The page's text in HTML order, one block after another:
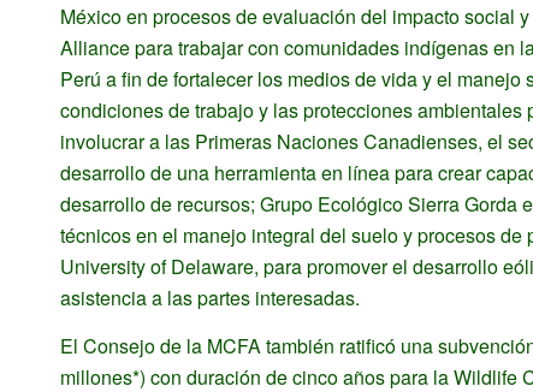
México en procesos de evaluación del impacto social
Alliance para trabajar con comunidades indígenas en
Perú a fin de fortalecer los medios de vida y el
condiciones de trabajo y las protecciones
involucrar a las Primeras Naciones Canadienses, el
desarrollo de una herramienta en línea para crear
desarrollo de recursos; Grupo Ecológico Sierra Gorda
técnicos en el manejo integral del suelo y procesos
University of Delaware, para promover el desarrollo
asistencia a las partes interesadas.
El Consejo de la MCFA también ratificó una
millones*) con duración de cinco años para la Wildlife